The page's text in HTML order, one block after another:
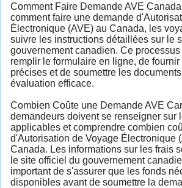
Comment Faire Demande AVE
comment faire une demande
Électronique (AVE) au Canada, les
suivre les instructions détaillées sur le
gouvernement canadien. Ce
remplir le formulaire en ligne, de
précises et de soumettre les
évaluation efficace.
Combien Coûte une Demande AVE
demandeurs doivent se renseigner sur
applicables et comprendre combien
d'Autorisation de Voyage Électronique
Canada. Les informations sur les frais
le site officiel du gouvernement
important de s'assurer que les fonds
disponibles avant de soumettre la